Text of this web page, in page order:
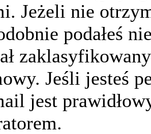
Jeżeli nie
podałeś
Jeśli jesteś
jest